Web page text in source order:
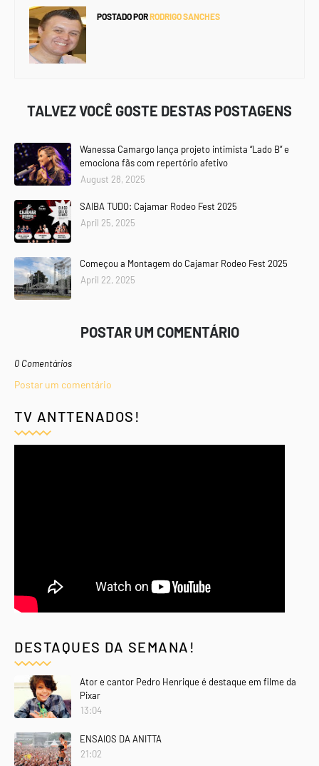
POSTADO PORRODRIGO SANCHES
TALVEZ VOCÊ GOSTE DESTAS POSTAGENS
Wanessa Camargo lança projeto intimista “Lado B” e
emociona fãs com repertório afetivo
August 28, 2025
SAIBA TUDO: Cajamar Rodeo Fest 2025
April 25, 2025
Começou a Montagem do Cajamar Rodeo Fest 2025
April 22, 2025
POSTAR UM COMENTÁRIO
0 Comentários
Postar um comentário
TV ANTTENADOS!
DESTAQUES DA SEMANA!
Ator e cantor Pedro Henrique é destaque em filme da
Pixar
13:04
ENSAIOS DA ANITTA
21:02